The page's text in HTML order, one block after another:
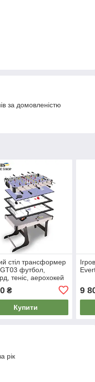
за домовленістю
стіл трансформер
футбол,
теніс, аерохокей
₴
Купити
9
рік